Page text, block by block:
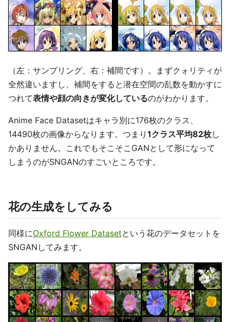
（左：サンプリング、右：補間です）。まずクォリティが
全然違いますし、補間をすると潜在空間の乱数を動かすに
つれて表情や顔の向きが変化しているのがわかります。
Anime Face Datasetはキャラ別に176枚のクラス、
14490枚の画像からなります。つまり 1クラス平均82枚し
かありません。これでもそこそこGANとして形になって
しまうのがSNGANのすごいところです。
花の生成をしてみる
同様にOxford Flower Datasetという花のデータセットを
SNGANしてみます。